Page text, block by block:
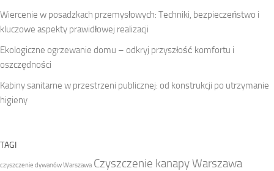
Wiercenie w posadzkach przemysłowych: Techniki, bezpieczeństwo i
kluczowe aspekty prawidłowej realizacji
Ekologiczne ogrzewanie domu – odkryj przyszłość komfortu i
oszczędności
Kabiny sanitarne w przestrzeni publicznej: od konstrukcji po utrzymanie
higieny
TAGI
czyszczenie dywanów Warszawa Czyszczenie kanapy Warszawa